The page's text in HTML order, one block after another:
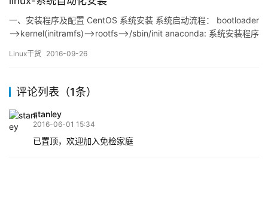
–>kernel(initramfs)–>rootfs–>/sbin/init anaconda: 系统安装程序
tui: 基于图形库curses 的文本 窗口 gui ：图形窗口 安装程序启动
过程 MB…
评论列表（1条）
2016-06-01 15:34